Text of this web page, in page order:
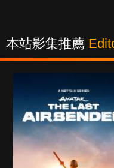
本站影集推薦